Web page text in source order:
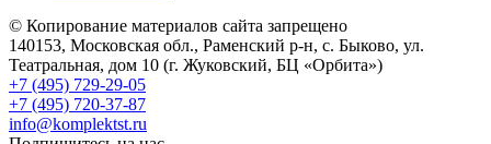
© Копирование материалов сайта запрещено
140153, Московская обл., Раменский р-н, с. Быково, ул.
Театральная, дом 10 (г. Жуковский, БЦ «Орбита»)
+7 (495) 729-29-05
+7 (495) 720-37-87
info@komplektst.ru